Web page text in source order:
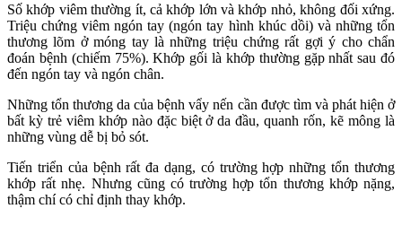
Số khớp viêm thường ít, cả khớp lớn và khớp nhỏ, không đối xứng.
Triệu chứng viêm ngón tay (ngón tay hình khúc dồi) và những tổn
thương lõm ở móng tay là những triệu chứng rất gợi ý cho chẩn
đoán bệnh (chiếm 75%). Khớp gối là khớp thường gặp nhất sau đó
đến ngón tay và ngón chân.
Những tổn thương da của bệnh vẩy nến cần được tìm và phát hiện ở
bất kỳ trẻ viêm khớp nào đặc biệt ở da đầu, quanh rốn, kẽ mông là
những vùng dễ bị bỏ sót.
Tiến triển của bệnh rất đa dạng, có trường hợp những tổn thương
khớp rất nhẹ. Nhưng cũng có trường hợp tổn thương khớp nặng,
thậm chí có chỉ định thay khớp.